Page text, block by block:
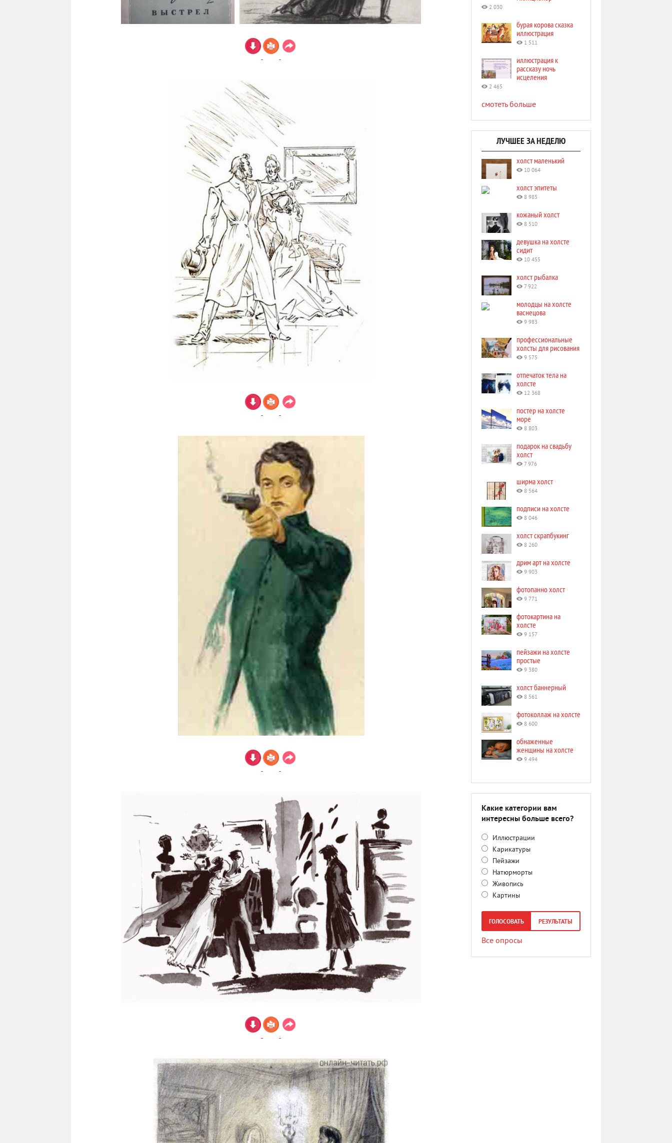
2 030
бурая корова сказка
иллюстрация
1 511
иллюстрация к
рассказу ночь
исцеления
2 465
смотеть больше
ЛУЧШЕЕ ЗА НЕДЕЛЮ
холст маленький
10 064
холст эпитеты
8 985
кожаный холст
8 510
девушка на холсте
сидит
10 455
холст рыбалка
7 922
молодцы на холсте
васнецова
9 983
профессиональные
холсты для рисования
9 575
отпечаток тела на
холсте
12 368
постер на холсте
море
8 803
подарок на свадьбу
холст
7 976
ширма холст
8 564
подписи на холсте
8 046
холст скрапбукинг
8 260
дрим арт на холсте
9 903
фотопанно холст
9 771
фотокартина на
холсте
9 157
пейзажи на холсте
простые
9 380
холст баннерный
8 561
фотоколлаж на холсте
8 600
обнаженные
женщины на холсте
9 494
Какие категории вам
интересны больше всего?
Иллюстрации
Карикатуры
Пейзажи
Натюрморты
Живопись
Картины
ГОЛОСОВАТЬ РЕЗУЛЬТАТЫ
Все опросы